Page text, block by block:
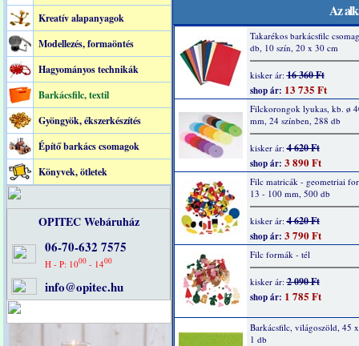
Kreatív alapanyagok
Modellezés, formaöntés
Hagyományos technikák
Barkácsfilc, textil
Gyöngyök, ékszerkészítés
Építő barkács csomagok
Könyvek, ötletek
OPITEC Webáruház
06-70-632 7575
H - P: 1000 - 1400
info@opitec.hu
Az
Takarékos barkácsfilc
db, 10 szín, 20 x 30 cm
kisker ár:16 360 Ft
shop ár: 13 735 Ft
Filckorongok lyukas, kb. ø
mm, 24 színben, 288 db
kisker ár:4 620 Ft
shop ár: 3 890 Ft
Filc matricák - geometriai
13 - 100 mm, 500 db
kisker ár:4 620 Ft
shop ár: 3 790 Ft
Filc formák - tél
kisker ár:2 090 Ft
shop ár: 1 785 Ft
Barkácsfilc, világoszöld, 45
1 db